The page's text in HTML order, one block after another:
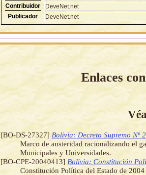
Contribuidor
DeveNet.net
Publicador
DeveNet.net
Enlaces
[BO-DS-27327] Bolivia: Decreto Supremo Nº
Marco de austeridad racionalizando el
Municipales y Universidades.
[BO-CPE-20040413] Bolivia: Constitución
Constitución Política del Estado de 2004